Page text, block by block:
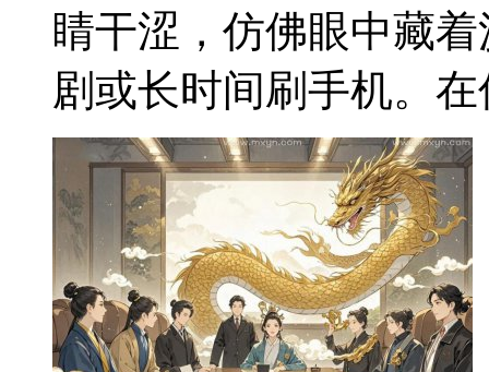
睛干涩，仿佛眼中藏
剧或长时间刷手机。